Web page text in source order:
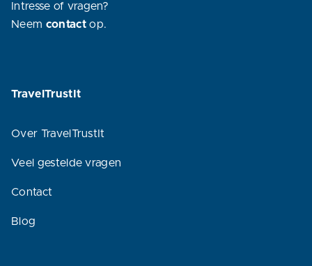
Intresse of vragen?
Neem contact op.
TravelTrustIt
Over TravelTrustIt
Veel gestelde vragen
Contact
Blog